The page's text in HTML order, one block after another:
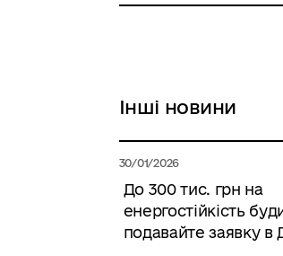
Інші новини
30/01/2026
До 300 тис. грн на
енергостійкість
подавайте заявку в